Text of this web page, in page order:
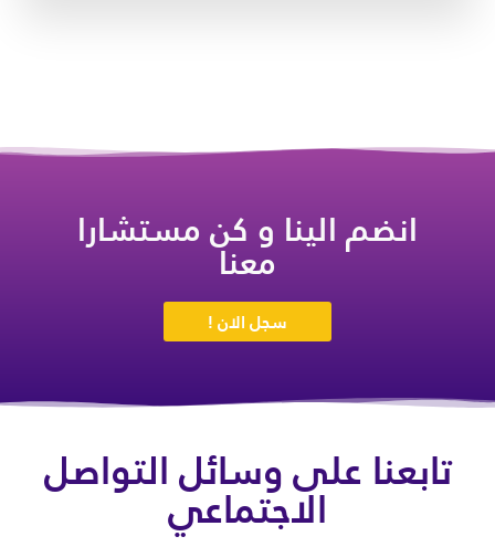
انضم الينا و كن مستشارا
معنا
سجل الان !
تابعنا على وسائل التواصل
الاجتماعي